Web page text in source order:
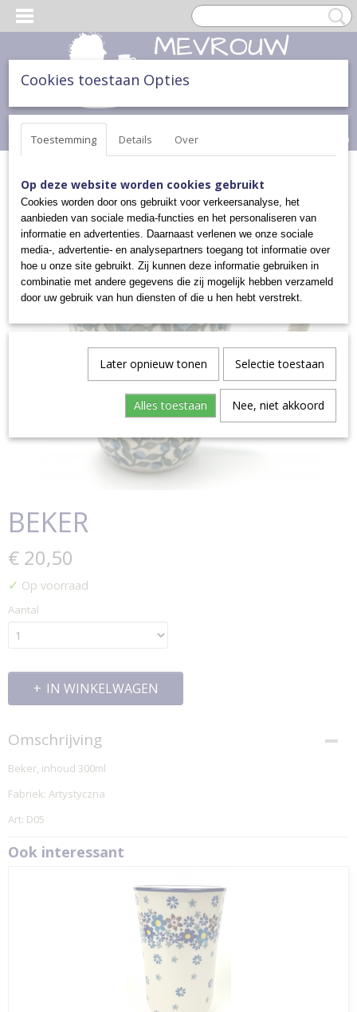
Inloggen Registreren
(0)
Home >THEE & TAART>KOPPEN EN MOKKEN>
BEKERS> BEKER
BEKER
€ 20,50
✓ Op voorraad
Aantal
IN WINKELWAGEN
Omschrijving
Beker, inhoud 300ml
Fabriek: Artystyczna
Art: D05
Ook interessant
Cookies toestaan Opties
Toestemming Details Over
Op deze website worden cookies gebruikt
Cookies worden door ons gebruikt voor verkeersanalyse, het
aanbieden van sociale media-functies en het personaliseren van
informatie en advertenties. Daarnaast verlenen we onze sociale
media-, advertentie- en analysepartners toegang tot informatie over
hoe u onze site gebruikt. Zij kunnen deze informatie gebruiken in
combinatie met andere gegevens die zij mogelijk hebben verzameld
door uw gebruik van hun diensten of die u hen hebt verstrekt.
Later opnieuw tonen Selectie toestaan
Alles toestaan Nee, niet akkoord